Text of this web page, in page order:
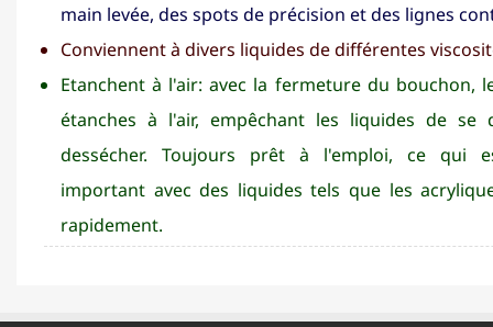
main levée, des spots de précision et des lignes
Conviennent à divers liquides de différentes
Etanchent à l'air: avec la fermeture du bouchon,
étanches à l'air, empêchant les liquides de se
dessécher. Toujours prêt à l'emploi, ce qui
important avec des liquides tels que les
rapidement.